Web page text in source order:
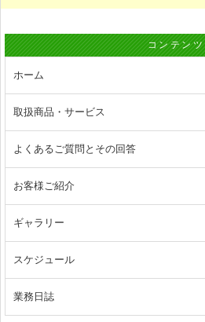
コンテンツ
ホーム
取扱商品・サービス
よくあるご質問とその回答
お客様ご紹介
ギャラリー
スケジュール
業務日誌